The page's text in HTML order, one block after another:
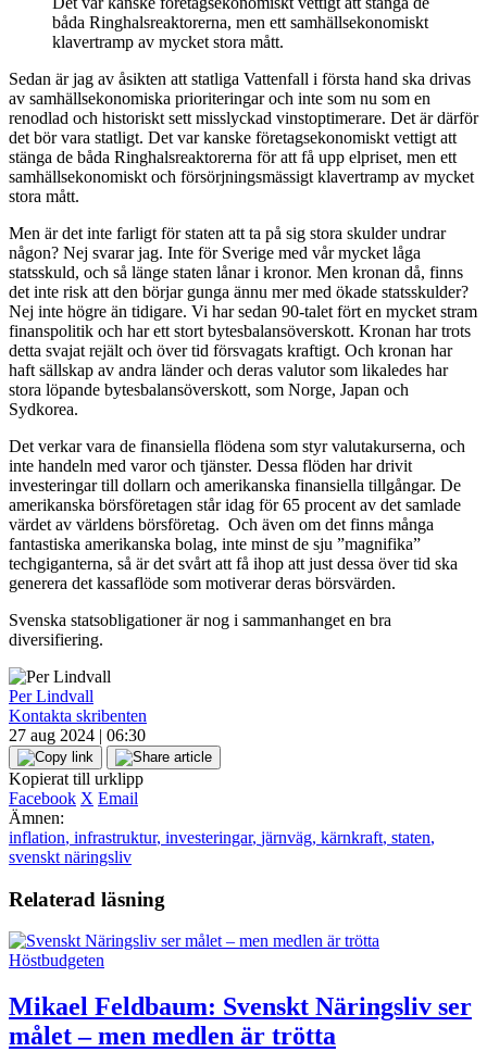
båda Ringhalsreaktorerna, men ett samhällsekonomiskt
klavertramp av mycket stora mått.
Sedan är jag av åsikten att statliga Vattenfall i första hand ska drivas
av samhällsekonomiska prioriteringar och inte som nu som en
renodlad och historiskt sett misslyckad vinstoptimerare. Det är därför
det bör vara statligt. Det var kanske företagsekonomiskt vettigt att
stänga de båda Ringhalsreaktorerna för att få upp elpriset, men ett
samhällsekonomiskt och försörjningsmässigt klavertramp av mycket
stora mått.
Men är det inte farligt för staten att ta på sig stora skulder undrar
någon? Nej svarar jag. Inte för Sverige med vår mycket låga
statsskuld, och så länge staten lånar i kronor. Men kronan då, finns
det inte risk att den börjar gunga ännu mer med ökade statsskulder?
Nej inte högre än tidigare. Vi har sedan 90-talet fört en mycket stram
finanspolitik och har ett stort bytesbalansöverskott. Kronan har trots
detta svajat rejält och över tid försvagats kraftigt. Och kronan har
haft sällskap av andra länder och deras valutor som likaledes har
stora löpande bytesbalansöverskott, som Norge, Japan och
Sydkorea.
Det verkar vara de finansiella flödena som styr valutakurserna, och
inte handeln med varor och tjänster. Dessa flöden har drivit
investeringar till dollarn och amerikanska finansiella tillgångar. De
amerikanska börsföretagen står idag för 65 procent av det samlade
värdet av världens börsföretag. Och även om det finns många
fantastiska amerikanska bolag, inte minst de sju ”magnifika”
techgiganterna, så är det svårt att få ihop att just dessa över tid ska
generera det kassaflöde som motiverar deras börsvärden.
Svenska statsobligationer är nog i sammanhanget en bra
diversifiering.
Per Lindvall
Kontakta skribenten
27 aug 2024 | 06:30
Kopierat till urklipp
Facebook X Email
Ämnen:
inflation, infrastruktur, investeringar, järnväg, kärnkraft, staten,
svenskt näringsliv
Relaterad läsning
Höstbudgeten
Mikael Feldbaum: Svenskt Näringsliv ser
målet – men medlen är trötta